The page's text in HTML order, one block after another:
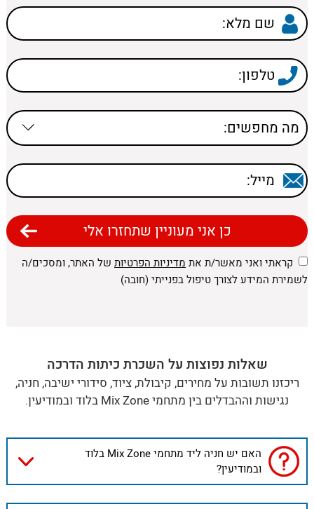
קראתי ואני מאשר/ת את מדיניות הפרטיותשל האתר, ומסכים/ה
לשמירת המידע לצורך טיפול בפנייתי (חובה)
שאלות נפוצות על השכרת כיתות הדרכה
ריכזנו תשובות על מחירים, קיבולת, ציוד, סידורי ישיבה, חניה,
נגישות וההבדלים בין מתחמי Mix Zone בלוד ובמודיעין.
האם יש חניה ליד מתחמי Mix Zone בלוד
ובמודיעין?